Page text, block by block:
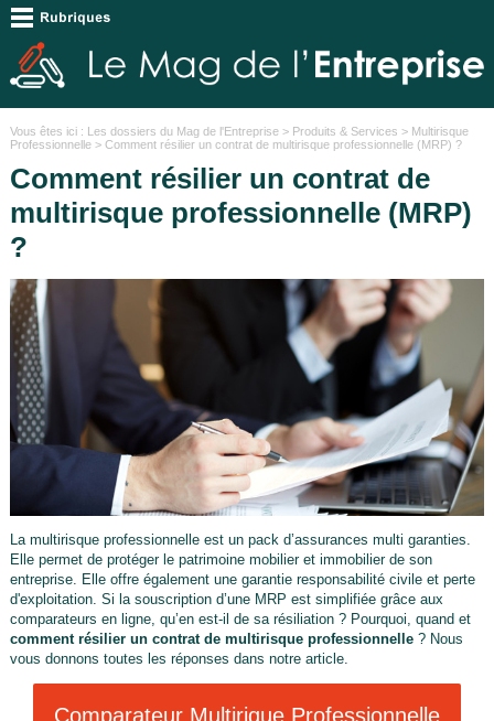
Vous êtes ici : Les dossiers du Mag de l'Entreprise> Produits & Services > Multirisque
Professionnelle> Comment résilier un contrat de multirisque professionnelle (MRP) ?
Comment résilier un contrat de
multirisque professionnelle (MRP)
?
La multirisque professionnelle est un pack d’assurances multi garanties.
Elle permet de protéger le patrimoine mobilier et immobilier de son
entreprise. Elle offre également une garantie responsabilité civile et perte
d'exploitation. Si la souscription d’une MRP est simplifiée grâce aux
comparateurs en ligne, qu’en est-il de sa résiliation ? Pourquoi, quand et
comment résilier un contrat de multirisque professionnelle? Nous
vous donnons toutes les réponses dans notre article.
Comparateur Multirique Professionnelle